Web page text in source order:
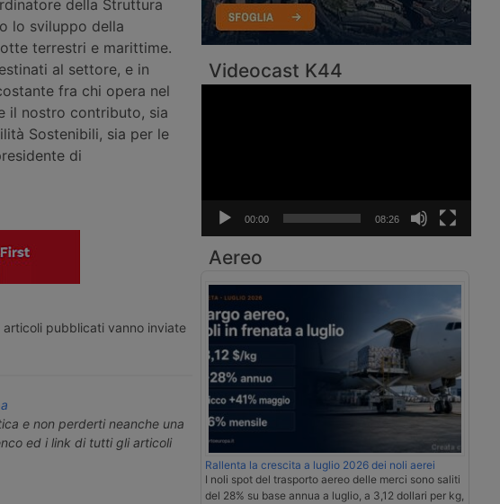
della Struttura
lo sviluppo della
terrestri e marittime.
al settore, e in
fra chi opera nel
il nostro contributo, sia
Sostenibili, sia per le
di
pubblicati vanno inviate
e non perderti neanche una
ed i link di tutti gli articoli
Videocast K44
00:00 08:26
Aereo
Rallenta la crescita a luglio 2026 dei noli aerei
I noli spot del trasporto aereo delle merci sono saliti
del 28% su base annua a luglio, a 3,12 dollari per kg,